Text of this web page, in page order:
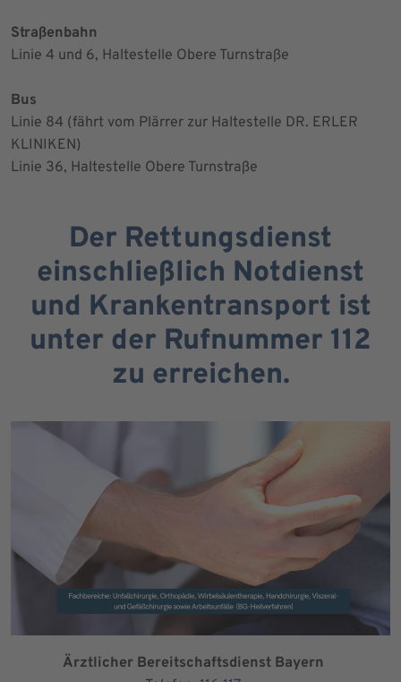
Straßenbahn
Linie 4 und 6, Haltestelle Obere Turnstraße
Bus
Linie 84 (fährt vom Plärrer zur Haltestelle DR. ERLER
KLINIKEN)
Linie 36, Haltestelle Obere Turnstraße
Der Rettungsdienst
einschließlich Notdienst
und Krankentransport ist
unter der Rufnummer 112
zu erreichen.
Ärztlicher Bereitschaftsdienst Bayern